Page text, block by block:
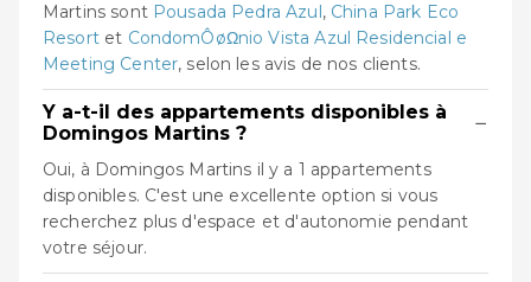
Martins sont Pousada Pedra Azul, China Park Eco
Resortet CondomÔøΩnio Vista Azul Residencial e
Meeting Center, selon les avis de nos clients.
Y a-t-il des appartements disponibles à
Domingos Martins ?
−
Oui, à Domingos Martins il y a 1 appartements
disponibles. C'est une excellente option si vous
recherchez plus d'espace et d'autonomie pendant
votre séjour.